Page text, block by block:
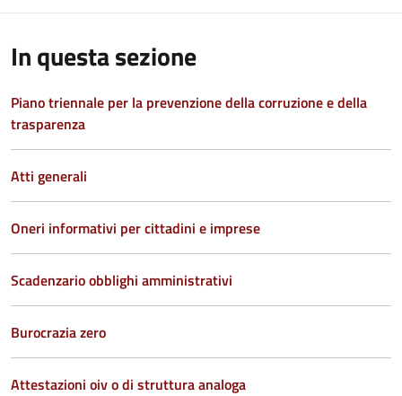
In questa sezione
Piano triennale per la prevenzione della corruzione e della
trasparenza
Atti generali
Oneri informativi per cittadini e imprese
Scadenzario obblighi amministrativi
Burocrazia zero
Attestazioni oiv o di struttura analoga